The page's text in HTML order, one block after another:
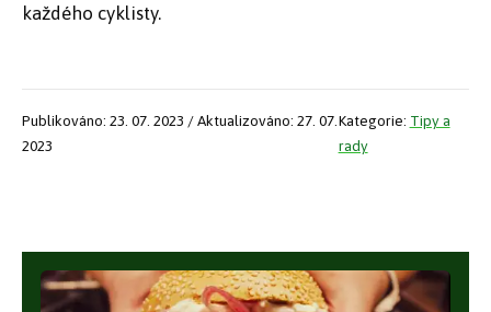
každého cyklisty.
Publikováno: 23. 07. 2023 / Aktualizováno: 27. 07.
2023
Kategorie: Tipy a
rady